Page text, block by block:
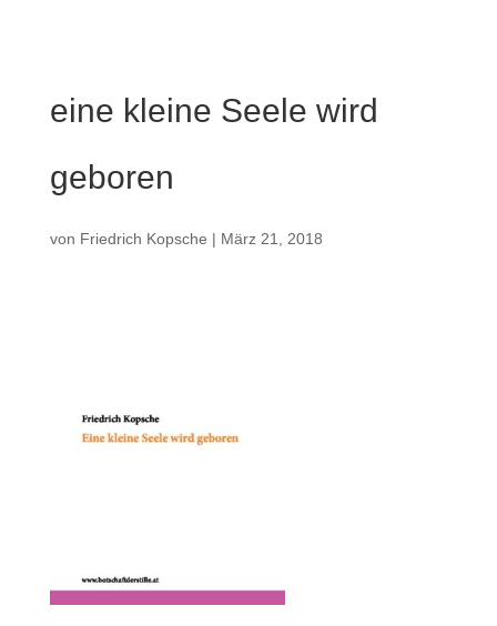
eine kleine Seele wird
geboren
von Friedrich Kopsche | März 21, 2018